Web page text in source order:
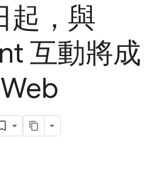
起，與
互動將成